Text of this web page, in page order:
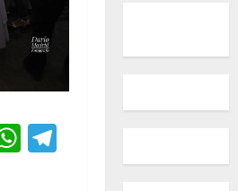
WhatsApp